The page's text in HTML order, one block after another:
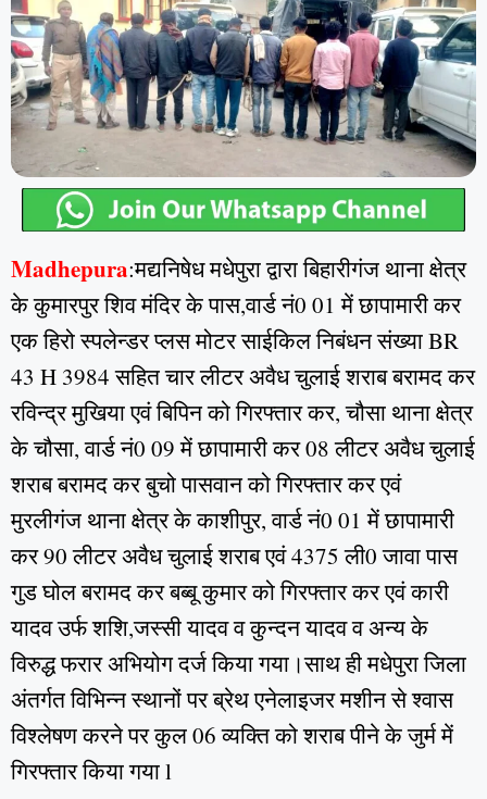
Madhepura:मद्यनिषेध मधेपुरा द्वारा बिहारीगंज थाना क्षेत्र
के कुमारपुर शिव मंदिर के पास,वार्ड नं0 01 में छापामारी कर
एक हिरो स्‍पलेन्‍डर प्‍लस मोटर साईकिल निबंधन संख्या BR
43 H 3984 सहित चार लीटर अवैध चुलाई शराब बरामद कर
रविन्‍द्र मुखिया एवं बिपिन को गिरफ्तार कर, चौसा थाना क्षेत्र
के चौसा, वार्ड नं0 09 में छापामारी कर 08 लीटर अवैध चुलाई
शराब बरामद कर बुचो पासवान को गिरफ्तार कर एवं
मुरलीगंज थाना क्षेत्र के काशीपुर, वार्ड नं0 01 में छापामारी
कर 90 लीटर अवैध चुलाई शराब एवं 4375 ली0 जावा पास
गुड घोल बरामद कर बब्‍बू कुमार को गिरफ्तार कर एवं कारी
यादव उर्फ शशि,जस्‍सी यादव व कुन्‍दन यादव व अन्‍य के
विरुद्ध फरार अभियोग दर्ज किया गया।साथ ही मधेपुरा जिला
अंतर्गत विभिन्न स्थानों पर ब्रेथ एनेलाइजर मशीन से श्वास
विश्लेषण करने पर कुल 06 व्यक्ति को शराब पीने के जुर्म में
गिरफ्तार किया गया l